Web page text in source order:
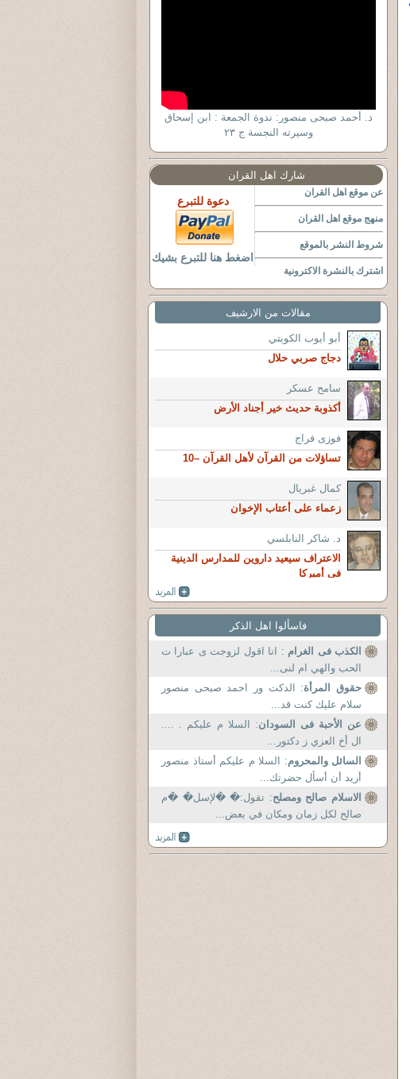
د. أحمد صبحى منصور: ندوة الجمعة : ابن إسحاق
وسيرته النجسة ج ٢٣
شارك اهل القران
عن موقع اهل القران
منهج موقع اهل القران
شروط النشر بالموقع
اشترك بالنشرة الاكترونية
دعوة للتبرع
اضغط هنا للتبرع بشيك
مقالات من الارشيف
أبو أيوب الكويتي
دجاج صربي حلال
سامح عسكر
أكذوبة حديث خير أجناد الأرض
فوزى فراج
تساؤلات من القرآن لأهل القرآن –10
كمال غبريال
زعماء على أعتاب الإخوان
د. شاكر النابلسي
الاعتراف سيعيد داروين للمدارس الدينية
في أميركا
فاسألوا اهل الذكر
الكذب فى الغرام : انا اقول لزوجت ى عبارا ت
الحب والهي ام لنى...
حقوق المرأة: الدكت ور احمد صبحى منصور
سلام عليك كنت قد...
عن الأحبة فى السودان: السلا م عليكم . ....
ال أخ العزي ز دكتور...
السائل والمحروم: السلا م عليكم أستاذ منصور
أريد أن أسأل حضرتك...
الاسلام صالح ومصلح: تقول:� �لإسل� �م
صالح لكل زمان ومكان في بعض...